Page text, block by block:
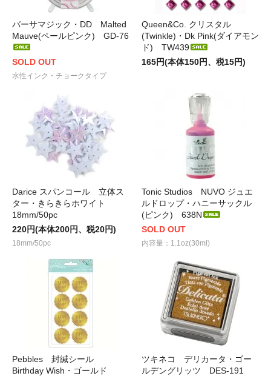
バーサマジック・DD Malted
Mauve(ペールピンク) GD-76
SOLD OUT
水性インク・チョークタイプ
Queen&Co. クリスタル
(Twinkle)・Dk Pink(ダイアモン
ド) TW439
165円(本体150円、税15円)
Darice スパンコール 立体ス
ター・きらきらホワイト
18mm/50pc
220円(本体200円、税20円)
18mm/50pc
Tonic Studios NUVO ジュエ
ルドロップ・ハニーサックル
(ピンク) 638N
SOLD OUT
内容量：1.1oz(30ml)
Pebbles 封緘シール
Birthday Wish・ゴールド
ツキネコ デリカータ・ゴー
ルデングリッツ DES-191